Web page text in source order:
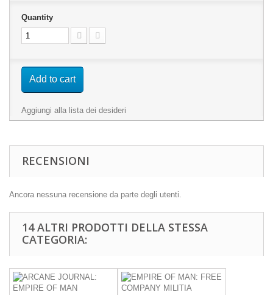
Quantity
Add to cart
Aggiungi alla lista dei desideri
RECENSIONI
Ancora nessuna recensione da parte degli utenti.
14 ALTRI PRODOTTI DELLA STESSA
CATEGORIA: